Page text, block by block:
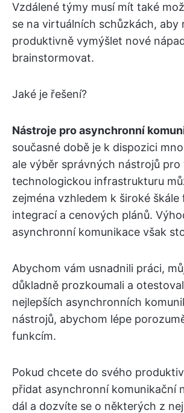
Vzdálené týmy musí mít také
se na virtuálních schůzkách, aby
produktivně vymýšlet nové
brainstormovat.
Jaké je řešení?
Nástroje pro asynchronní
současné době je k dispozici
ale výběr správných nástrojů pro
technologickou infrastrukturu
zejména vzhledem k široké škále
integrací a cenových plánů.
asynchronní komunikace však
Abychom vám usnadnili práci,
důkladně prozkoumali a
nejlepších asynchronních
nástrojů, abychom lépe
funkcím.
Pokud chcete do svého
přidat asynchronní komunikační
dál a dozvíte se o některých z